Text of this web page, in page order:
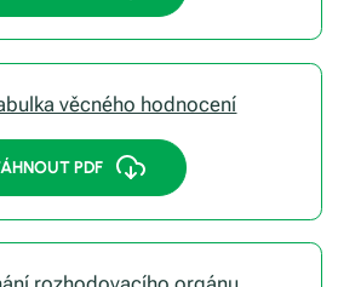
věcného hodnocení
PDF